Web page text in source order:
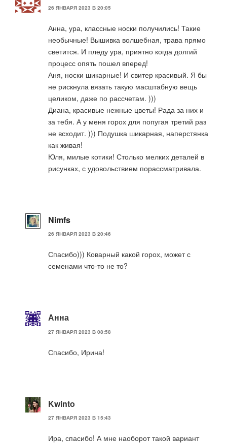
26 ЯНВАРЯ 2023 В 20:05
Анна, ура, классные носки получились! Такие
необычные! Вышивка волшебная, трава прямо
светится. И пледу ура, приятно когда долгий
процесс опять пошел вперед!
Аня, носки шикарные! И свитер красивый. Я бы
не рискнула вязать такую масштабную вещь
целиком, даже по рассчетам. )))
Диана, красивые нежные цветы! Рада за них и
за тебя. А у меня горох для попугая третий раз
не всходит. ))) Подушка шикарная, наперстянка
как живая!
Юля, милые котики! Столько мелких деталей в
рисунках, с удовольствием порассматривала.
Nimfs
26 ЯНВАРЯ 2023 В 20:46
Спасибо))) Коварный какой горох, может с
семенами что-то не то?
Анна
27 ЯНВАРЯ 2023 В 08:58
Спасибо, Ирина!
Kwinto
27 ЯНВАРЯ 2023 В 15:43
Ира, спасибо! А мне наоборот такой вариант